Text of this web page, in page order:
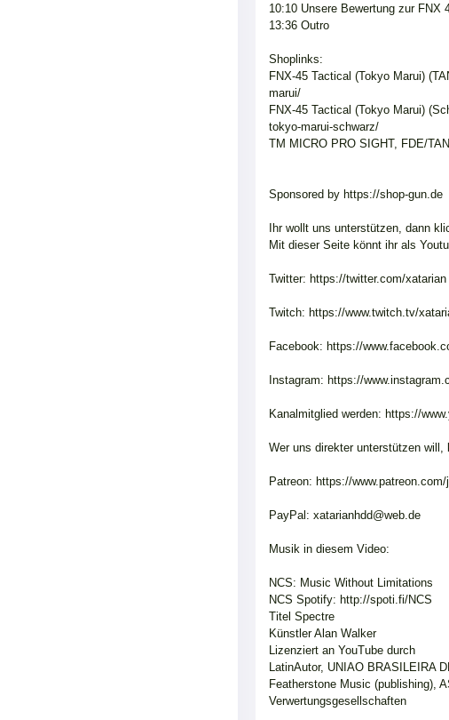
10:10 Unsere Bewertung zur FNX
13:36 Outro
Shoplinks:
FNX-45 Tactical (Tokyo Marui)
marui/
FNX-45 Tactical (Tokyo Marui)
tokyo-marui-schwarz/
TM MICRO PRO SIGHT, FDE/
Sponsored by https://shop-gun.de
Ihr wollt uns unterstützen, dann
Mit dieser Seite könnt ihr als
Twitter: https://twitter.com/xatarian
Twitch: https://www.twitch.tv/
Facebook: https://
Instagram: https://
Kanalmitglied werden: https://
Wer uns direkter unterstützen
Patreon: https://
PayPal: xatarianhdd@web.de
Musik in diesem Video:
NCS: Music Without Limitations
NCS Spotify: http://spoti.fi/NCS
Titel Spectre
Künstler Alan Walker
Lizenziert an YouTube durch
LatinAutor, UNIAO BRASILEIRA
Featherstone Music (publishing),
Verwertungsgesellschaften